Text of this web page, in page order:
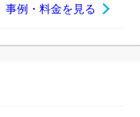
事例・料金を見る